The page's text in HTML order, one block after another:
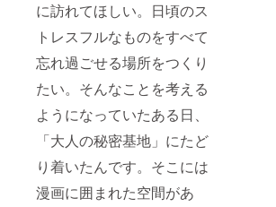
に訪れてほしい。日頃のス
トレスフルなものをすべて
忘れ過ごせる場所をつくり
たい。そんなことを考える
ようになっていたある日、
「大人の秘密基地」にたど
り着いたんです。そこには
漫画に囲まれた空間があ